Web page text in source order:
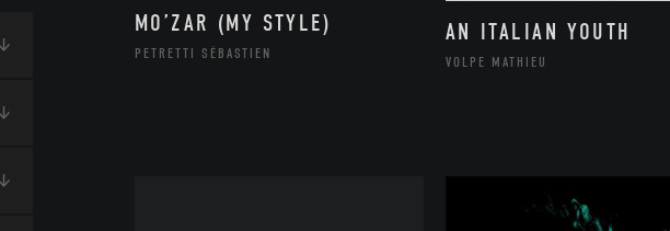
MO’ZAR (MY STYLE)
PETRETTI SÉBASTIEN
AN ITALIAN YOUTH
VOLPE MATHIEU